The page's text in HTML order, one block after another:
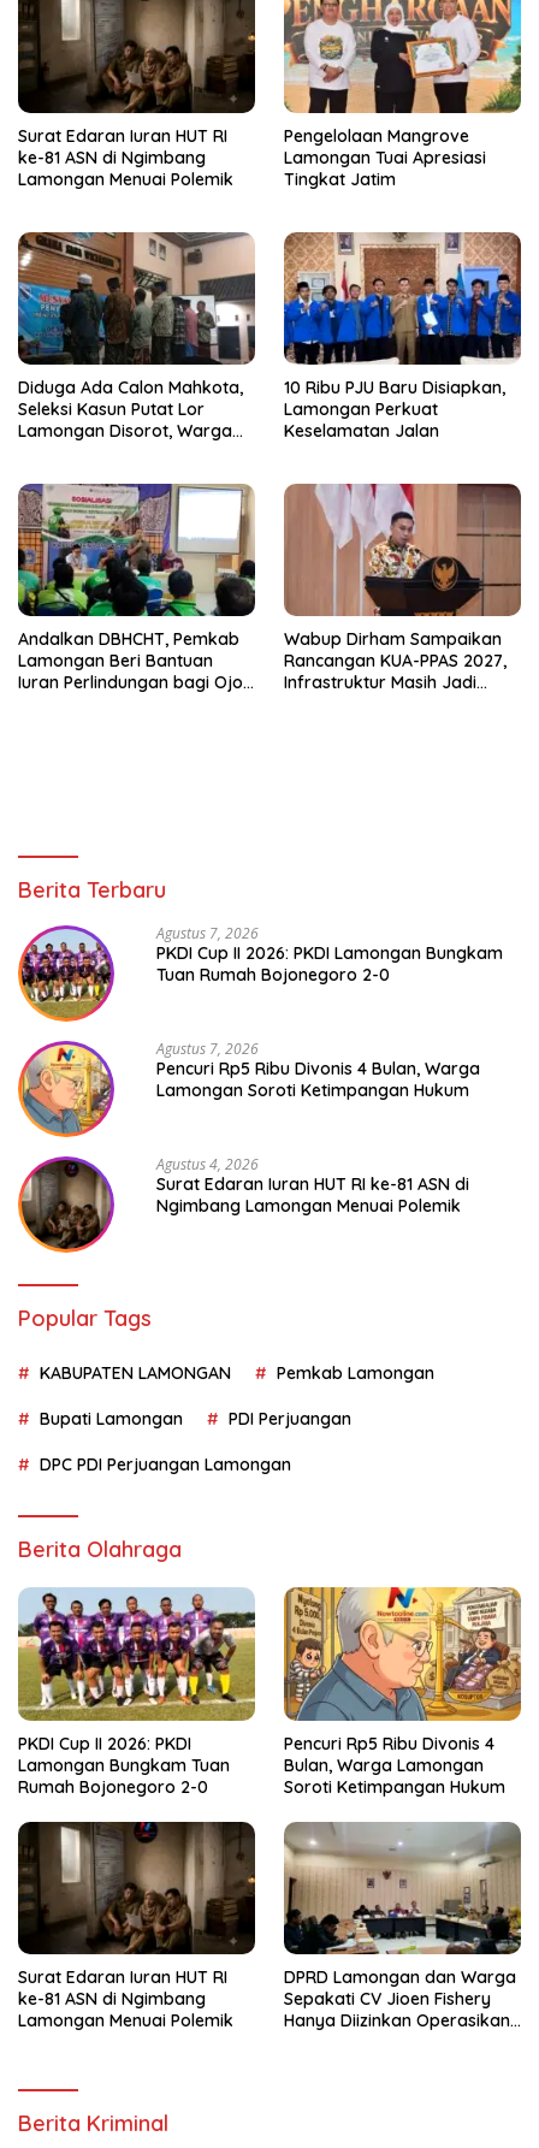
Surat Edaran Iuran HUT RI
ke-81 ASN di Ngimbang
Lamongan Menuai Polemik
Pengelolaan Mangrove
Lamongan Tuai Apresiasi
Tingkat Jatim
Diduga Ada Calon Mahkota,
Seleksi Kasun Putat Lor
Lamongan Disorot, Warga
10 Ribu PJU Baru Disiapkan,
Lamongan Perkuat
Keselamatan Jalan
Andalkan DBHCHT, Pemkab
Lamongan Beri Bantuan
Iuran Perlindungan bagi Ojol
Wabup Dirham Sampaikan
Rancangan KUA-PPAS 2027,
Infrastruktur Masih Jadi
Berita Terbaru
Agustus 7, 2026
PKDI Cup II 2026: PKDI Lamongan Bungkam
Tuan Rumah Bojonegoro 2-0
Agustus 7, 2026
Pencuri Rp5 Ribu Divonis 4 Bulan, Warga
Lamongan Soroti Ketimpangan Hukum
Agustus 4, 2026
Surat Edaran Iuran HUT RI ke-81 ASN di
Ngimbang Lamongan Menuai Polemik
Popular Tags
KABUPATEN LAMONGAN Pemkab Lamongan
Bupati Lamongan PDI Perjuangan
DPC PDI Perjuangan Lamongan
Berita Olahraga
PKDI Cup II 2026: PKDI
Lamongan Bungkam Tuan
Rumah Bojonegoro 2-0
Pencuri Rp5 Ribu Divonis 4
Bulan, Warga Lamongan
Soroti Ketimpangan Hukum
Surat Edaran Iuran HUT RI
ke-81 ASN di Ngimbang
Lamongan Menuai Polemik
DPRD Lamongan dan Warga
Sepakati CV Jioen Fishery
Hanya Diizinkan Operasikan
Berita Kriminal